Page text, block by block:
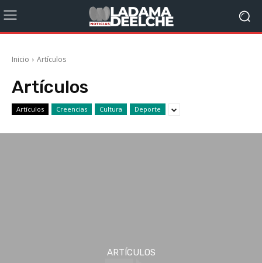
Inicio Artículos
Artículos
Artículos Creencias Cultura Deporte
ARTÍCULOS